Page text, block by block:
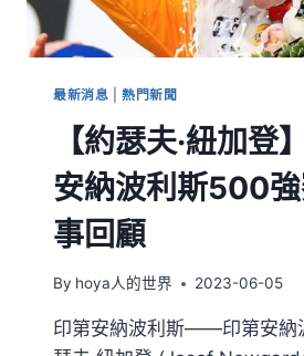
最新消息 |熱門新聞
【約瑟夫·紐加登
安納波利斯500
事回顧
By hoya人的世界 2023-06-05
印第安納波利斯——印第安納